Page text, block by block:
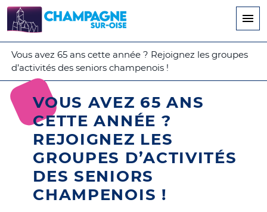
principal
Vous avez 65 ans cette année ? Rejoignez les groupes
d’activités des seniors champenois !
VOUS AVEZ 65 ANS
CETTE ANNÉE ?
REJOIGNEZ LES
GROUPES D’ACTIVITÉS
DES SENIORS
CHAMPENOIS !